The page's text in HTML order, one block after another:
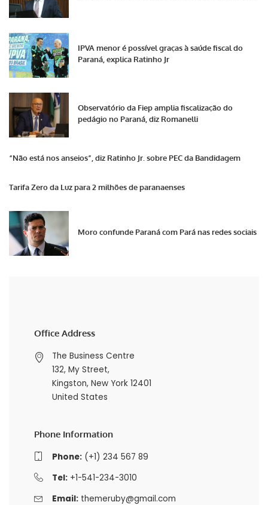
IPVA menor é possível graças à saúde fiscal do
Paraná, explica Ratinho Jr
Observatório da Fiep amplia fiscalização do
pedágio no Paraná, diz Romanelli
“Não está nos anseios”, diz Ratinho Jr. sobre PEC da Bandidagem
Tarifa Zero da Luz para 2 milhões de paranaenses
Moro confunde Paraná com Pará nas redes sociais
Office Address
The Business Centre
132, My Street,
Kingston, New York 12401
United States
Phone Information
Phone:(+1) 234 567 89
Tel:+1-541-234-3010
Email: themeruby@gmail.com